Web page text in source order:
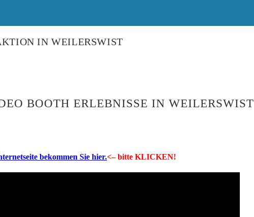
IN WEILERSWIST
BOOTH ERLEBNISSE IN WEILERSWIST
bekommen Sie hier.<– bitte KLICKEN!